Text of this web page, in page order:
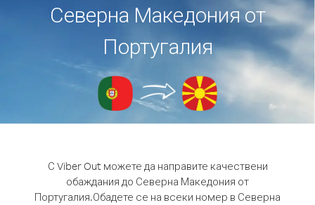
Северна Македония от
Португалия
С Viber Out можете да направите качествени
обаждания до Северна Македония от
Португалия.Обадете се на всеки номер в Северна